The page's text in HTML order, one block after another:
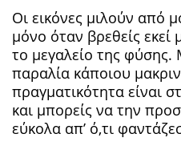
Οι εικόνες μιλούν από
μόνο όταν βρεθείς εκεί
το μεγαλείο της φύσης.
παραλία κάποιου
πραγματικότητα είναι
και μπορείς να την
εύκολα απ’ ό,τι